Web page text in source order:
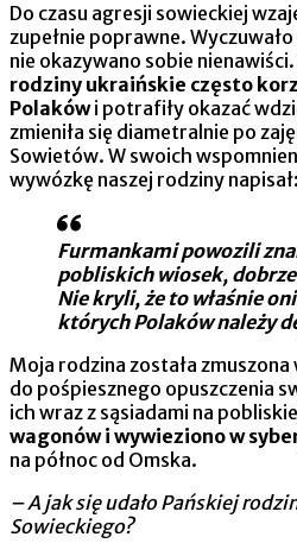
Do czasu agresji sowieckiej
zupełnie poprawne.
nie okazywano sobie
rodziny ukraińskie często
Polakówi potrafiły okazać
zmieniła się diametralnie po
Sowietów. W swoich
wywózkę naszej rodziny napisał:
Furmankami powozili
pobliskich wiosek,
Nie kryli, że to właśnie
których Polaków należy
Moja rodzina została
do pośpiesznego opuszczenia
ich wraz z sąsiadami na
wagonów i wywieziono w
na północ od Omska.
– A jak się udało Pańskiej
Sowieckiego?